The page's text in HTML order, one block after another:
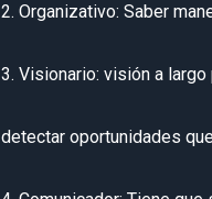
2. Organizativo: Saber
3. Visionario: visión a
detectar oportunidades